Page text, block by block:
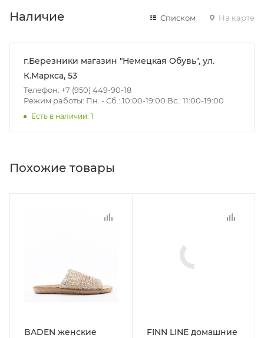
Наличие Списком На карте
г.Березники магазин "Немецкая Обувь", ул.
К.Маркса, 53
Телефон: +7 (950) 449-90-18
Режим работы: Пн. - Сб.: 10:00-19:00 Вс.: 11:00-19:00
Есть в наличии: 1
Похожие товары
BADEN женские
FINN LINE домашние